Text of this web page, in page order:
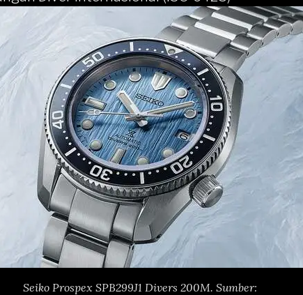
Seiko Prospex SPB299J1 Divers 200M. Sumber: